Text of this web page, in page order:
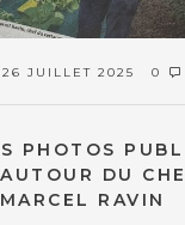
26 JUILLET 2025 0
PHOTOS
DU
MARCEL RAVIN